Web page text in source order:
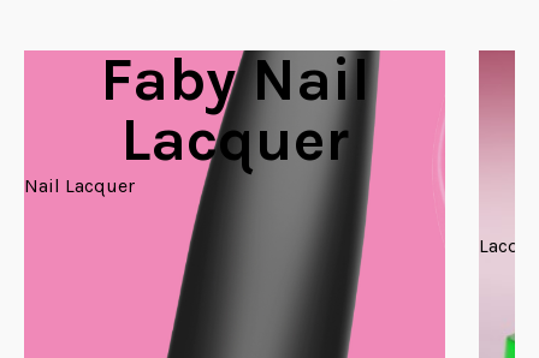
Faby Nail
Lacquer
Nail Lacquer